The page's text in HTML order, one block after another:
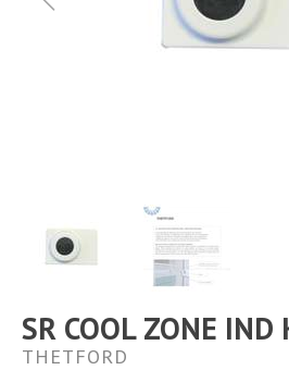
SR COOL ZONE IND
THETFORD